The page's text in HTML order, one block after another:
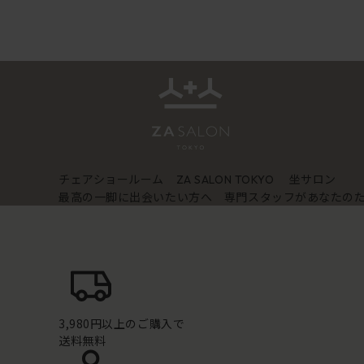
チェアショールーム ZA SALON TOKYO
坐サロン
最高の一脚に出会いたい方へ 専門スタッフがあなたの
3,980円以上のご購入で
送料無料